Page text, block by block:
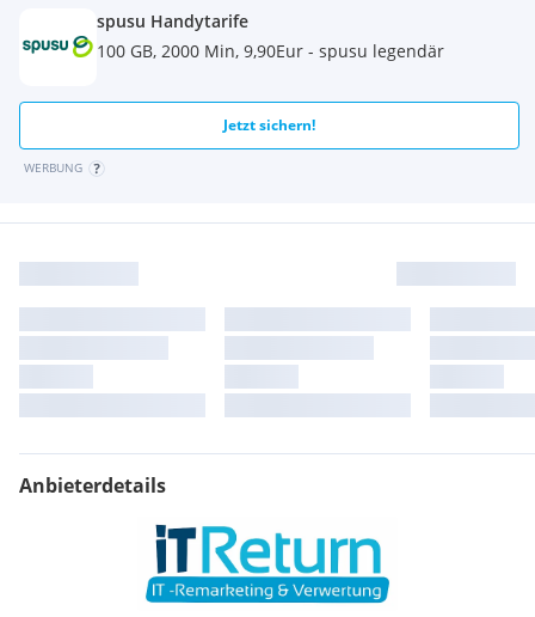
spusu Handytarife
100 GB, 2000 Min, 9,90Eur - spusu legendär
Jetzt sichern!
WERBUNG
Anbieterdetails